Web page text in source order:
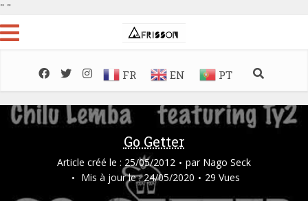
" "
FR EN PT
Go Getter
Article créé le : 25/05/2012 par Nago Seck
Mis à jour le : 24/05/2020
29 Vues